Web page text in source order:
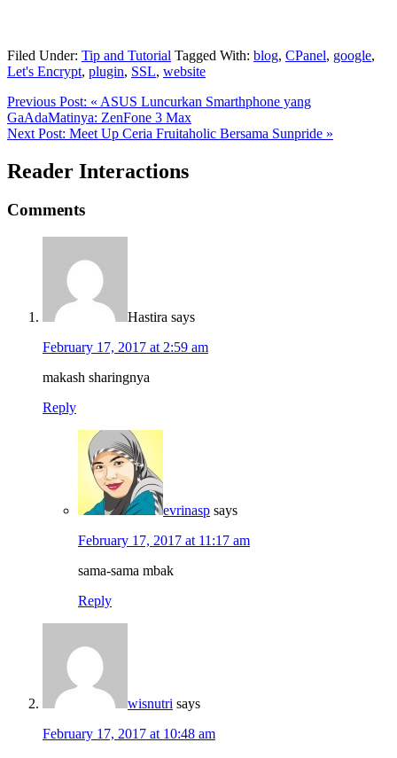
Filed Under: Tip and Tutorial Tagged With: blog, CPanel, google,
Let's Encrypt, plugin, SSL, website
Previous Post: « ASUS Luncurkan Smarthphone yang
GaAdaMatinya: ZenFone 3 Max
Next Post: Meet Up Ceria Fruitaholic Bersama Sunpride »
Reader Interactions
Comments
Hastira says
February 17, 2017 at 2:59 am
makash sharingnya
Reply
evrinasp says
February 17, 2017 at 11:17 am
sama-sama mbak
Reply
wisnutri says
February 17, 2017 at 10:48 am